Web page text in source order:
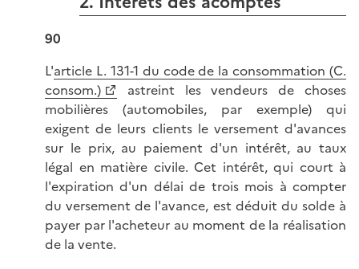
90
L'article L. 131-1 du code de la consommation (C.
consom.)
astreint les vendeurs de choses
mobilières (automobiles, par exemple) qui
exigent de leurs clients le versement d'avances
sur le prix, au paiement d'un intérêt, au taux
légal en matière civile. Cet intérêt, qui court à
l'expiration d'un délai de trois mois à compter
du versement de l'avance, est déduit du solde à
payer par l'acheteur au moment de la réalisation
de la vente.